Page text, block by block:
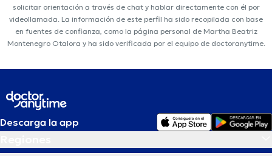
solicitar orientación a través de chat y hablar directamente con él por
videollamada. La información de este perfil ha sido recopilada con base
en fuentes de confianza, como la página personal de Martha Beatriz
Montenegro Otalora y ha sido verificada por el equipo de doctoranytime.
Descarga la app